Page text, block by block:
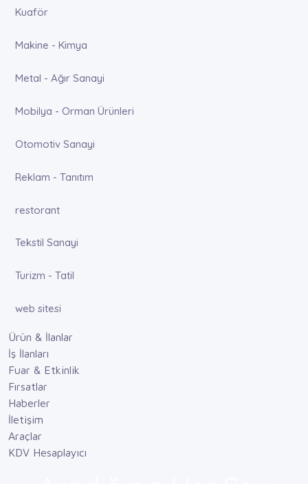
Kuaför
Makine - Kimya
Metal - Ağır Sanayi
Mobilya - Orman Ürünleri
Otomotiv Sanayi
Reklam - Tanıtım
restorant
Tekstil Sanayi
Turizm - Tatil
web sitesi
Ürün & İlanlar
İş İlanları
Fuar & Etkinlik
Fırsatlar
Haberler
İletişim
Araçlar
KDV Hesaplayıcı